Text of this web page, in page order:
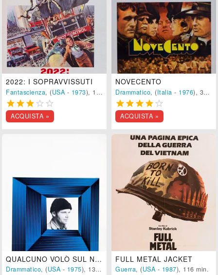
2022: I SOPRAVVISSUTI
Fantascienza, (USA - 1973), 100 min.
    
ACQUISTA »
NOVECENTO
Drammatico, (Italia - 1976), 310 min.
    
ACQUISTA »
QUALCUNO VOLÒ SUL NIDO DEL CUCULO
Drammatico, (USA - 1975), 133 min.
FULL METAL JACKET
Guerra, (USA - 1987), 116 min.